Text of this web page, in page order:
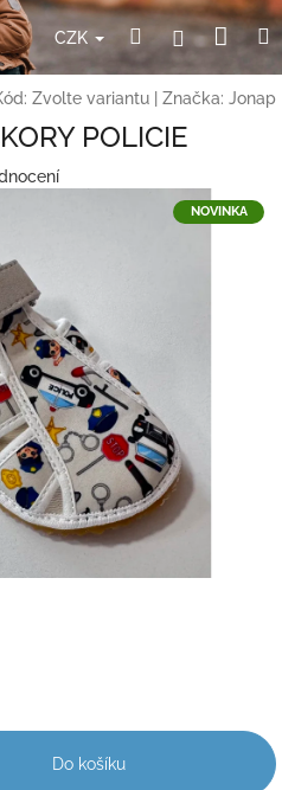
CZK HledatPřihlášení
Zvolte variantu Značka: Jonap
POLICIE
NOVINKA
Do košíku